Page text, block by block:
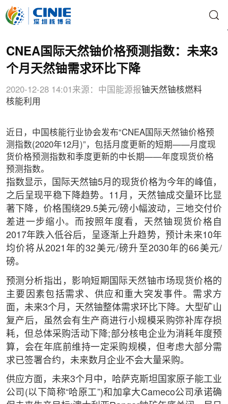
CNEA国际天然铀价格预测指数：未来3
个月天然铀需求环比下降
2020-12-28 14:01 来源：中国能源报铀天然铀核燃料
核能利用
近日，中国核能行业协会发布“CNEA国际天然铀价格预
测指数(2020年12月)”，包括月度更新的短期——月度现
货价格预测指数和季度更新的中长期——年度现货价格
预测指数。
指数显示，国际天然铀5月的现货价格为今年的峰值，
之后呈现平稳下降趋势。11月，天然铀成交量环比显
著下降，价格围绕29.5美元/磅小幅波动，三地交付价
差进一步缩小。而按照年度看，天然铀现货价格自
2017年跌入低谷后，呈逐渐上升趋势，预计未来10年
均价将从2021年的32美元/磅升至2030年的66美元/
磅。
预测分析指出，影响短期国际天然铀市场现货价格的
主要因素包括需求、供应和重大突发事件。需求方
面，未来3个月，天然铀整体需求环比下降。大型矿山
复产后，虽然会有生产商进行小规模采购弥补库存损
耗，但总体采购活动下降;部分核电企业为消耗年度预
算，会在年底前维持一定采购规模，但考虑大部分需
求已签署合约，未来数月企业不会大量采购。
供应方面，未来3个月中，哈萨克斯坦国家原子能工业
公司(以下简称“哈原工”)和加拿大Cameco公司承诺确